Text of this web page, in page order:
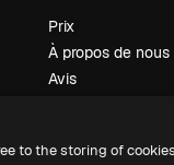
Prix
À propos de nous
Avis
recherche
to the storing of